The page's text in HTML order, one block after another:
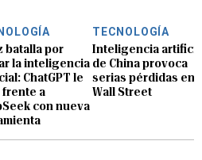
batalla por
la inteligencia
ChatGPT le
frente a
con nueva
TECNOLOGÍA
Inteligencia
de China provoca
serias pérdidas en
Wall Street